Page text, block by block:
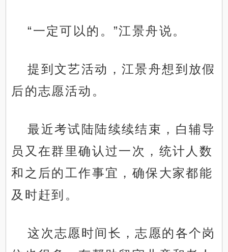
“一定可以的。”江景舟说。
提到文艺活动，江景舟想到放假
后的志愿活动。
最近考试陆陆续续结束，白辅导
员又在群里确认过一次，统计人数
和之后的工作事宜，确保大家都能
及时赶到。
这次志愿时间长，志愿的各个岗